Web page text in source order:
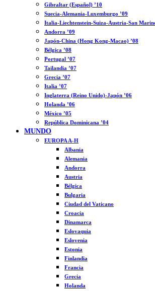
Gibraltar (Español) ’10
Suecia-Alemania-Luxemburgo ’09
Italia-Liechtenstein-Suiza-Austria-San
Andorra ’09
Japón-China (Hong Kong-Macao) ’08
Bélgica ’08
Portugal ’07
Tailandia ’07
Grecia ’07
Italia ’07
Inglaterra (Reino Unido)-Japón ’06
Holanda ’06
México ’05
República Dominicana ’04
MUNDO
EUROPA A-H
Albania
Alemania
Andorra
Austria
Bélgica
Bulgaria
Ciudad del Vaticano
Croacia
Dinamarca
Eslovaquia
Eslovenia
Estonia
Finlandia
Francia
Grecia
Holanda